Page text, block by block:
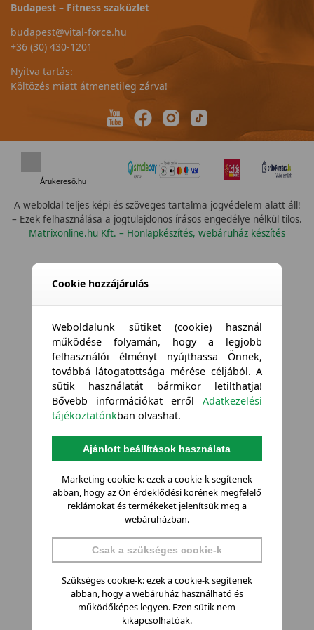
Budapest – Fitness szaküzlet
budapest@vital-force.hu
+36 (30) 430-1201
Nyitva tartás:
Költözés miatt átmenetileg zárva!
Árukereső.hu
A weboldal teljes képi és szöveges tartalma jogvédelem alatt áll!
– Ezek felhasználása a jogtulajdonos írásos engedélye nélkül tilos.
Matrixonline.hu Kft. – Honlapkészítés, webáruház készítés
Cookie hozzájárulás
Weboldalunk sütiket (cookie) használ
működése folyamán, hogy a legjobb
felhasználói élményt nyújthassa Önnek,
továbbá látogatottsága mérése céljából. A
sütik használatát bármikor letilthatja!
Bővebb információkat errőlAdatkezelési
tájékoztatónkban olvashat.
Ajánlott beállítások használata
Marketing cookie-k: ezek a cookie-k segítenek
abban, hogy az Ön érdeklődési körének megfelelő
reklámokat és termékeket jelenítsük meg a
webáruházban.
Csak a szükséges cookie-k
Szükséges cookie-k: ezek a cookie-k segítenek
abban, hogy a webáruház használható és
működőképes legyen. Ezen sütik nem
kikapcsolhatóak.